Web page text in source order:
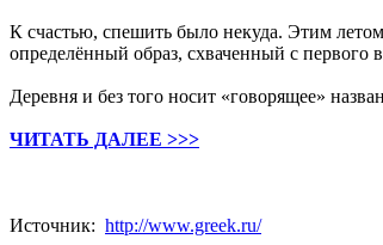
К счастью, спешить было некуда. Этим
определённый образ, схваченный с первого
Деревня и без того носит «говорящее»
ЧИТАТЬ ДАЛЕЕ >>>
Источник: http://www.greek.ru/